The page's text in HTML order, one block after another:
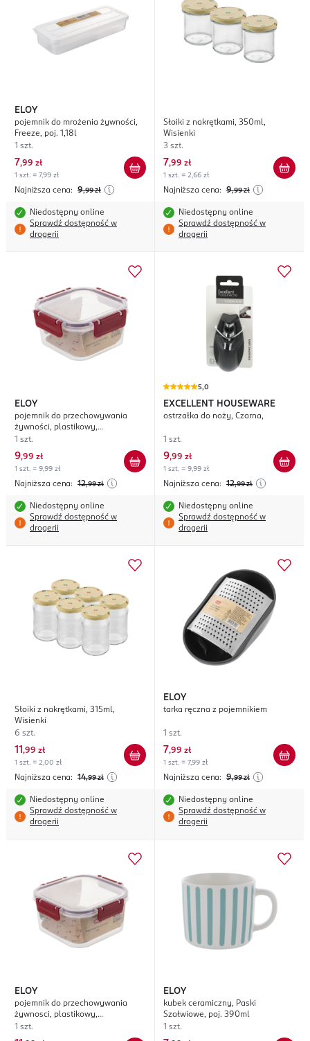
ELOY
pojemnik do mrożenia żywności,
Freeze, poj. 1,18l
1 szt.
7,99 zł
1 szt. = 7,99 zł
Najniższa cena: 9,99 zł
Niedostępny online
Sprawdź dostępność w
drogerii
Słoiki z nakrętkami, 350ml,
Wisienki
3 szt.
7,99 zł
1 szt. = 2,66 zł
Najniższa cena: 9,99 zł
Niedostępny online
Sprawdź dostępność w
drogerii
ELOY
pojemnik do przechowywania
żywności, plastikowy,
kwadratowy, poj. 800ml
1 szt.
9,99 zł
1 szt. = 9,99 zł
Najniższa cena: 12,99 zł
Niedostępny online
Sprawdź dostępność w
drogerii
5,0
EXCELLENT HOUSEWARE
ostrzałka do noży, Czarna,
1 szt.
9,99 zł
1 szt. = 9,99 zł
Najniższa cena: 12,99 zł
Niedostępny online
Sprawdź dostępność w
drogerii
Słoiki z nakrętkami, 315ml,
Wisienki
6 szt.
11 ,99 zł
1 szt. = 2,00 zł
Najniższa cena: 14,99 zł
Niedostępny online
Sprawdź dostępność w
drogerii
ELOY
tarka ręczna z pojemnikiem
1 szt.
7,99 zł
1 szt. = 7,99 zł
Najniższa cena: 9,99 zł
Niedostępny online
Sprawdź dostępność w
drogerii
ELOY
pojemnik do przechowywania
żywnosci, plastikowy,
kwadratowy, poj. 1,8l
1 szt.
ELOY
kubek ceramiczny, Paski
Szałwiowe, poj. 390ml
1 szt.